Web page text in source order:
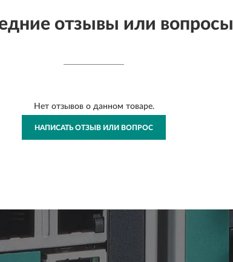
отзывы или вопросы
Нет отзывов о данном товаре.
НАПИСАТЬ ОТЗЫВ ИЛИ ВОПРОС